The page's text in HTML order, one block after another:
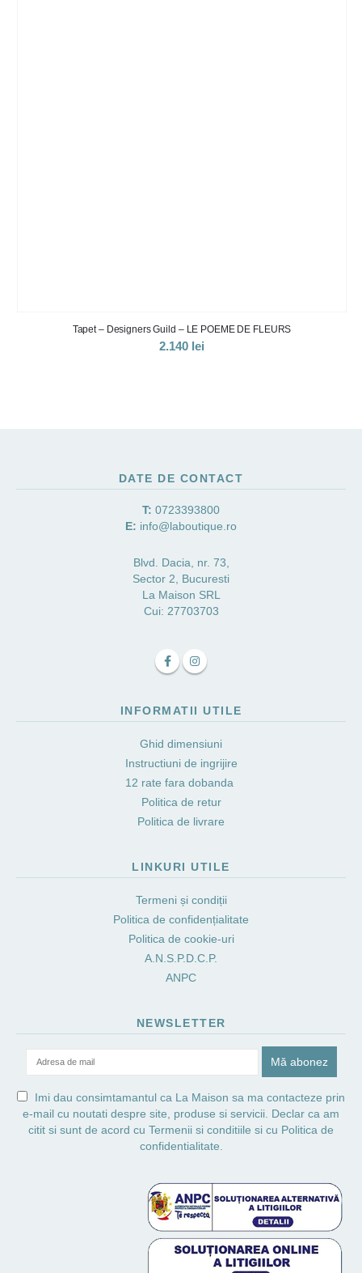
Tapet – Designers Guild – LE POEME DE FLEURS
2.140 lei
DATE DE CONTACT
T: 0723393800
E: info@laboutique.ro
Blvd. Dacia, nr. 73,
Sector 2, Bucuresti
La Maison SRL
Cui: 27703703
INFORMATII UTILE
Ghid dimensiuni
Instructiuni de ingrijire
12 rate fara dobanda
Politica de retur
Politica de livrare
LINKURI UTILE
Termeni și condiții
Politica de confidențialitate
Politica de cookie-uri
A.N.S.P.D.C.P.
ANPC
NEWSLETTER
Imi dau consimtamantul ca La Maison sa ma contacteze prin
e-mail cu noutati despre site, produse si servicii. Declar ca am
citit si sunt de acord cu Termenii si conditiile si cu Politica de
confidentialitate.